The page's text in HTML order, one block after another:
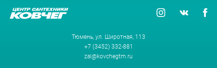
Тюмень, ул. Широтная, 113
+7 (3452) 332-881
zal@kovchegtm.ru